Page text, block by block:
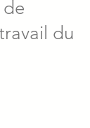
du